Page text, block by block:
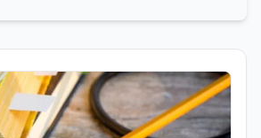
Durante il suo percorso
sviluppando un forte
per il mondo del giornalismo.
ha dedicato le sue tesi a due
distinti ma complementari: da un